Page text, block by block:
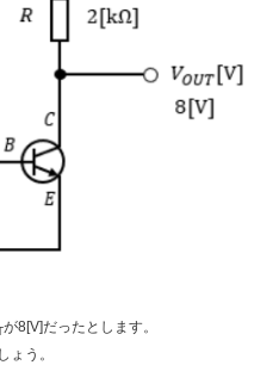
が8[V]だったとします。
ょう。